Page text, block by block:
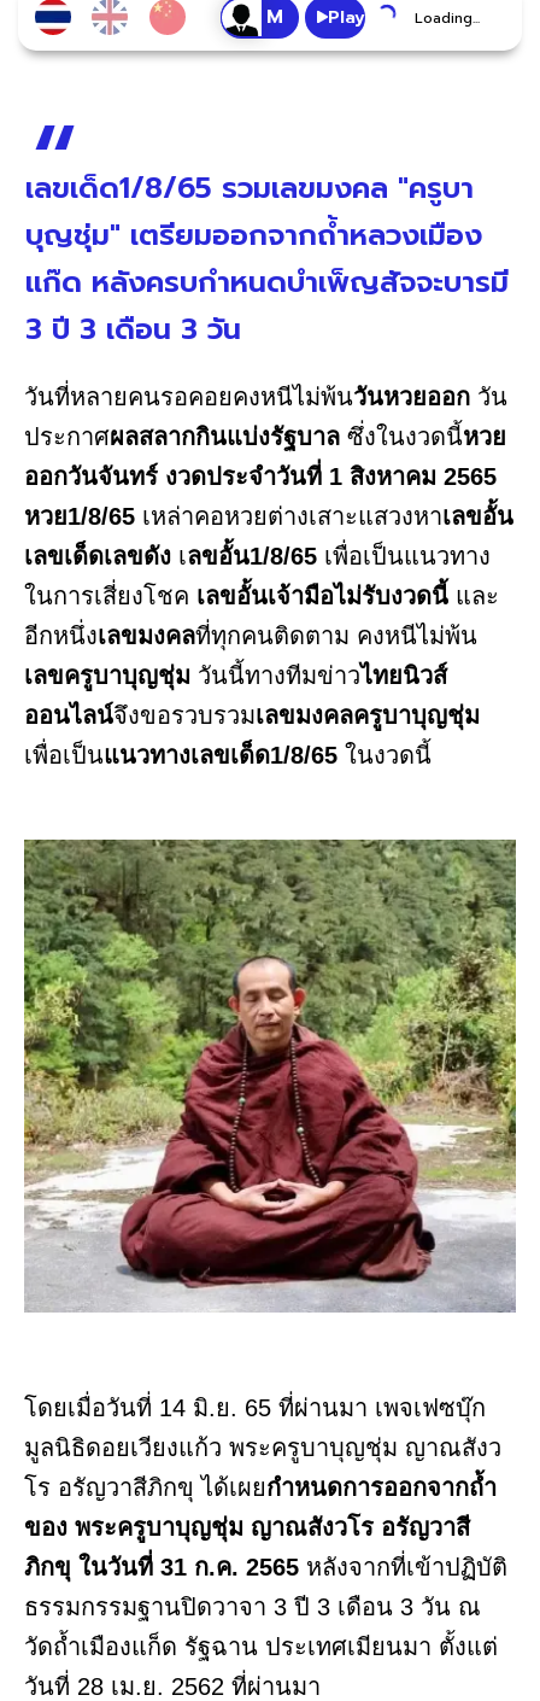
Play Loading...
เลขเด็ด1/8/65 รวมเลขมงคล "ครูบา
บุญชุ่ม" เตรียมออกจากถ้ำหลวงเมือง
แก๊ด หลังครบกำหนดบำเพ็ญสัจจะบารมี
3 ปี 3 เดือน 3 วัน
วันที่หลายคนรอคอยคงหนีไม่พ้นวันหวยออก วัน
ประกาศผลสลากกินแบ่งรัฐบาล ซึ่งในงวดนี้หวย
ออกวันจันทร์ งวดประจำวันที่ 1 สิงหาคม 2565
หวย1/8/65 เหล่าคอหวยต่างเสาะแสวงหาเลขอั้น
เลขเด็ดเลขดัง เลขอั้น1/8/65 เพื่อเป็นแนวทาง
ในการเสี่ยงโชค เลขอั้นเจ้ามือไม่รับงวดนี้ และ
อีกหนึ่งเลขมงคลที่ทุกคนติดตาม คงหนีไม่พ้น
เลขครูบาบุญชุ่ม วันนี้ทางทีมข่าวไทยนิวส์
ออนไลน์จึงขอรวบรวมเลขมงคลครูบาบุญชุ่ม
เพื่อเป็นแนวทางเลขเด็ด1/8/65 ในงวดนี้
โดยเมื่อวันที่ 14 มิ.ย. 65 ที่ผ่านมา เพจเฟซบุ๊ก
มูลนิธิดอยเวียงแก้ว พระครูบาบุญชุ่ม ญาณสังว
โร อรัญวาสีภิกขุ ได้เผยกำหนดการออกจากถ้ำ
ของ พระครูบาบุญชุ่ม ญาณสังวโร อรัญวาสี
ภิกขุ ในวันที่ 31 ก.ค. 2565 หลังจากที่เข้าปฏิบัติ
ธรรมกรรมฐานปิดวาจา 3 ปี 3 เดือน 3 วัน ณ
วัดถ้ำเมืองแก็ด รัฐฉาน ประเทศเมียนมา ตั้งแต่
วันที่ 28 เม.ย. 2562 ที่ผ่านมา